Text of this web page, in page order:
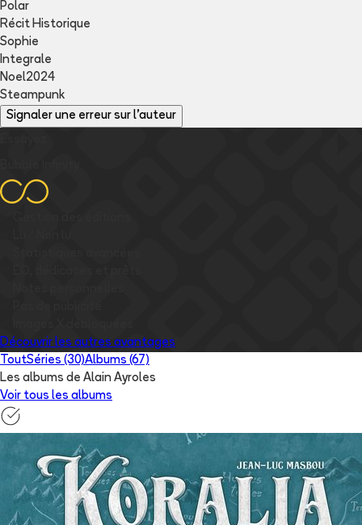
Polar
Récit Historique
Sophie
Integrale
Noel2024
Steampunk
Signaler une erreur sur l'auteur
Découvrir les autres avantages
ToutSéries (30)Albums (67)
Les albums de Alain Ayroles
Voir tous les albums